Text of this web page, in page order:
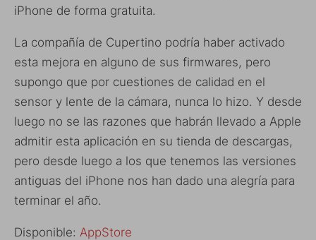
iPhone de forma gratuita.
La compañía de Cupertino podría haber activado
esta mejora en alguno de sus firmwares, pero
supongo que por cuestiones de calidad en el
sensor y lente de la cámara, nunca lo hizo. Y desde
luego no se las razones que habrán llevado a Apple
admitir esta aplicación en su tienda de descargas,
pero desde luego a los que tenemos las versiones
antiguas del iPhone nos han dado una alegría para
terminar el año.
Disponible: AppStore